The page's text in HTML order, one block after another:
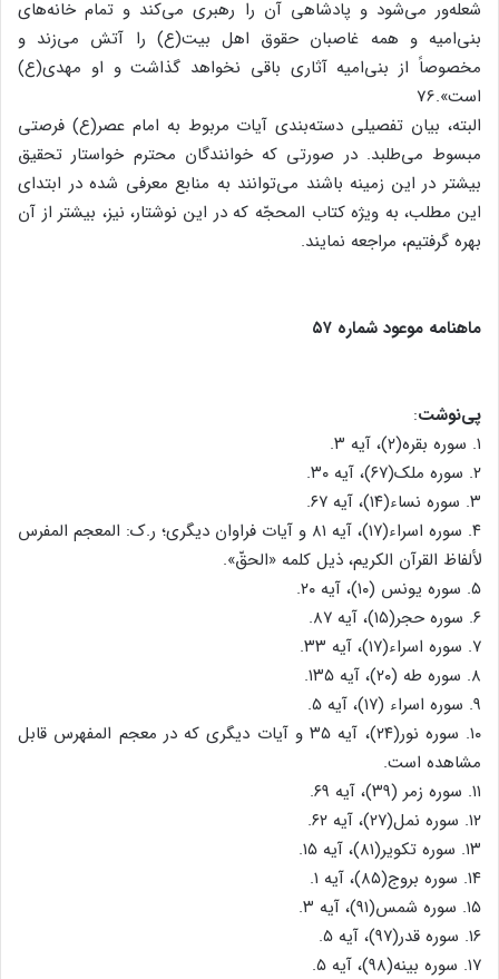
شعله‌ور می‌شود و پادشاهی آن را رهبری می‌کند و تمام خانه‌های
بنی‌امیه و همه غاصبان حقوق اهل بیت(ع) را آتش می‌زند و
مخصوصاً از بنی‌امیه آثاری باقی نخواهد گذاشت و او مهدی(ع)
است».76
البته، بیان تفصیلی دسته‌بندی آیات مربوط به امام عصر(ع) فرصتی
مبسوط می‌طلبد. در صورتی که خوانندگان محترم خواستار تحقیق
بیشتر در این زمینه باشند می‌توانند به منابع معرفی شده در ابتدای
این مطلب، به ویژه کتاب المحجّه که در این نوشتار، نیز، بیشتر از آن
بهره گرفتیم، مراجعه نمایند.
ماهنامه موعود شماره ۵۷
پی‌نوشت:
۱. سوره بقره(۲)، آیه ۳.
۲. سوره ملک(۶۷)، آیه ۳۰.
۳. سوره نساء(۱۴)، آیه ۶۷.
۴. سوره اسراء(۱۷)، آیه ۸۱ و آیات فراوان دیگری؛ ر.ک: المعجم المفرس
لألفاظ القرآن الکریم، ذیل کلمه «الحقّ».
۵. سوره یونس (۱۰)، آیه ۲۰.
۶. سوره حجر(۱۵)، آیه ۸۷.
۷. سوره اسراء(۱۷)، آیه ۳۳.
۸. سوره طه (۲۰)، آیه ۱۳۵.
۹. سوره اسراء (۱۷)، آیه ۵.
۱۰. سوره نور(۲۴)، آیه ۳۵ و آیات دیگری که در معجم المفهرس قابل
مشاهده است.
۱۱. سوره زمر (۳۹)، آیه ۶۹.
۱۲. سوره نمل(۲۷)، آیه ۶۲.
۱۳. سوره تکویر(۸۱)، آیه ۱۵.
۱۴. سوره بروج(۸۵)، آیه ۱.
۱۵. سوره شمس(۹۱)، آیه ۳.
۱۶. سوره قدر(۹۷)، آیه ۵.
۱۷. سوره بینه(۹۸)، آیه ۵.